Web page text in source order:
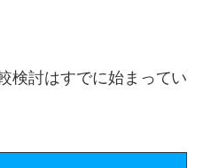
検討はすでに始まってい